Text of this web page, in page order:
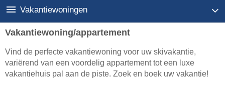
Vakantiewoningen
Vakantiewoning/appartement
Vind de perfecte vakantiewoning voor uw skivakantie,
variërend van een voordelig appartement tot een luxe
vakantiehuis pal aan de piste. Zoek en boek uw vakantie!